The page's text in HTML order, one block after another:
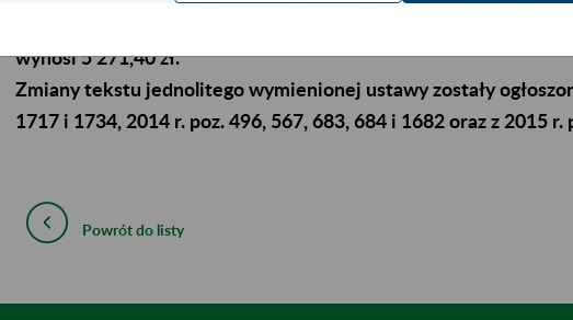
2) 130% przeciętnego miesięcznego wynagrodzenia
wynosi 5 271,40 zł.
Zmiany tekstu jednolitego wymienionej ustawy zostały
1717 i 1734, 2014 r. poz. 496, 567, 683, 684 i 1682 oraz z 2015 r.
Powrót do listy